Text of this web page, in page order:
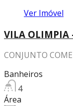
Ver Imóvel
VILA OLIMPIA
CONJUNTO
Banheiros
4
Área